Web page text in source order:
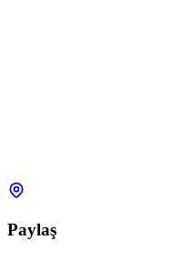
Paylaş